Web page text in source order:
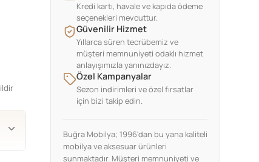
Kredi kartı, havale ve kapıda ödeme
seçenekleri mevcuttur.
Güvenilir Hizmet
Yıllarca süren tecrübemiz ve
müşteri memnuniyeti odaklı hizmet
anlayışımızla yanınızdayız.
Özel Kampanyalar
Sezon indirimleri ve özel fırsatlar
için bizi takip edin.
Buğra Mobilya; 1996'dan bu yana kaliteli
mobilya ve aksesuar ürünleri
sunmaktadır. Müşteri memnuniyeti ve